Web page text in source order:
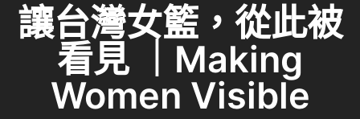
o
o
k
n
讓台灣女籃，從此被
看見 ｜Making
Women Visible